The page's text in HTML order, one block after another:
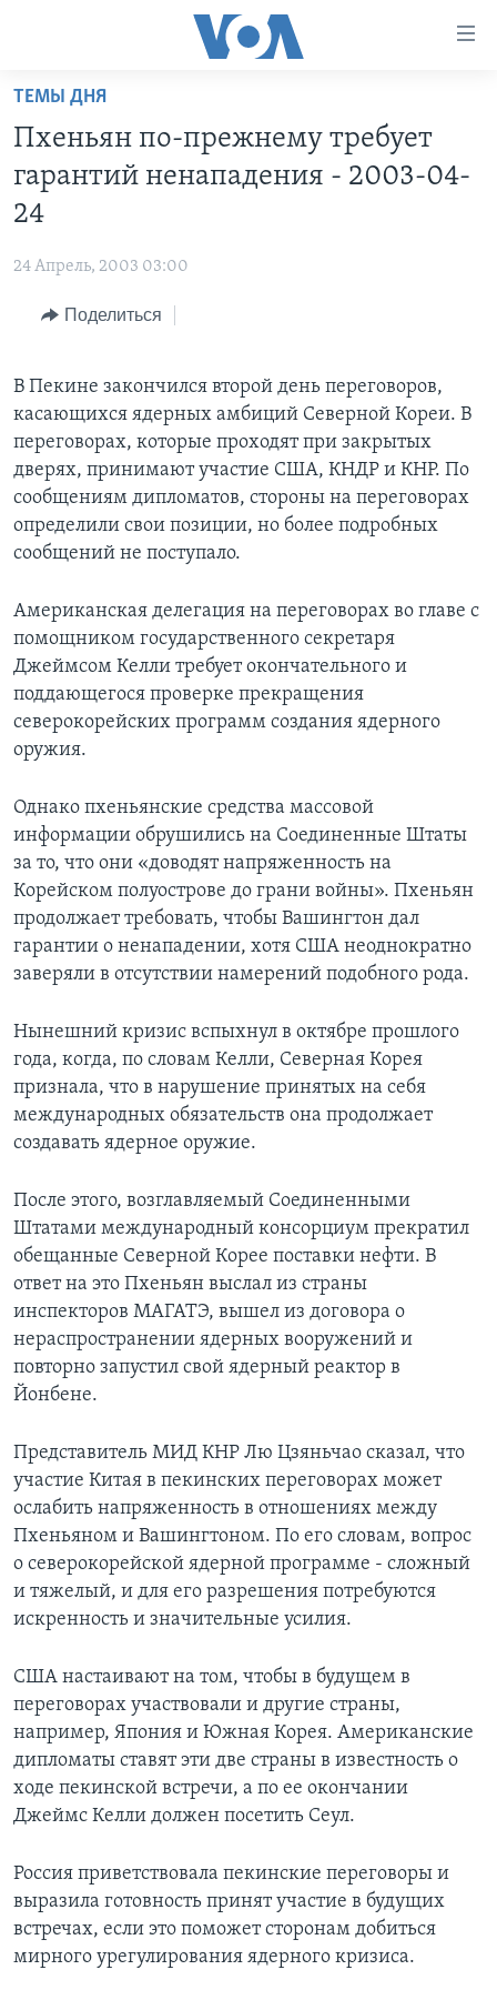
Перейти
основной
контент
Перейти
основной
навигации
Перейти
ИТОГИ
ПОЧЕМУ ЭТО ВАЖНО?
НЬЮ-ЙОРК NEW YORK
АМЕРИКА. БОЛЬШОЕ ПУТЕШЕСТВИЕ
ПРОЕКТЫ
НАША АМЕРИКАНСКАЯ ИСТОРИЯ
А КАК В АМЕРИКЕ?
АМЕРИКАНСКИЕ ГОРОДКИ
ТЕСТЫ
ИНТЕРВЬЮ
ФАКТЫ ПРОТИВ ФЕЙКОВ
УЧИМ АНГЛИЙСКИЙ
ВИДЕО
ПОДПИСКА НА НОВОСТИ
Learning English
Языки
ТЕМЫ ДНЯ
Пхеньян по-прежнему требует
гарантий ненападения - 2003-04-
24
24 Апрель, 2003 03:00
Поделиться
В Пекине закончился второй день переговоров,
касающихся ядерных амбиций Северной Кореи. В
переговорах, которые проходят при закрытых
дверях, принимают участие США, КНДР и КНР. По
сообщениям дипломатов, стороны на переговорах
определили свои позиции, но более подробных
сообщений не поступало.
Американская делегация на переговорах во главе с
помощником государственного секретаря
Джеймсом Келли требует окончательного и
поддающегося проверке прекращения
северокорейских программ создания ядерного
оружия.
Однако пхеньянские средства массовой
информации обрушились на Соединенные Штаты
за то, что они «доводят напряженность на
Корейском полуострове до грани войны». Пхеньян
продолжает требовать, чтобы Вашингтон дал
гарантии о ненападении, хотя США неоднократно
заверяли в отсутствии намерений подобного рода.
Нынешний кризис вспыхнул в октябре прошлого
года, когда, по словам Келли, Северная Корея
признала, что в нарушение принятых на себя
международных обязательств она продолжает
создавать ядерное оружие.
После этого, возглавляемый Соединенными
Штатами международный консорциум прекратил
обещанные Северной Корее поставки нефти. В
ответ на это Пхеньян выслал из страны
инспекторов МАГАТЭ, вышел из договора о
нераспространении ядерных вооружений и
повторно запустил свой ядерный реактор в
Йонбене.
Представитель МИД КНР Лю Цзяньчао сказал, что
участие Китая в пекинских переговорах может
ослабить напряженность в отношениях между
Пхеньяном и Вашингтоном. По его словам, вопрос
о северокорейской ядерной программе - сложный
и тяжелый, и для его разрешения потребуются
искренность и значительные усилия.
США настаивают на том, чтобы в будущем в
переговорах участвовали и другие страны,
например, Япония и Южная Корея. Американские
дипломаты ставят эти две страны в известность о
ходе пекинской встречи, а по ее окончании
Джеймс Келли должен посетить Сеул.
Россия приветствовала пекинские переговоры и
выразила готовность принят участие в будущих
встречах, если это поможет сторонам добиться
мирного урегулирования ядерного кризиса.